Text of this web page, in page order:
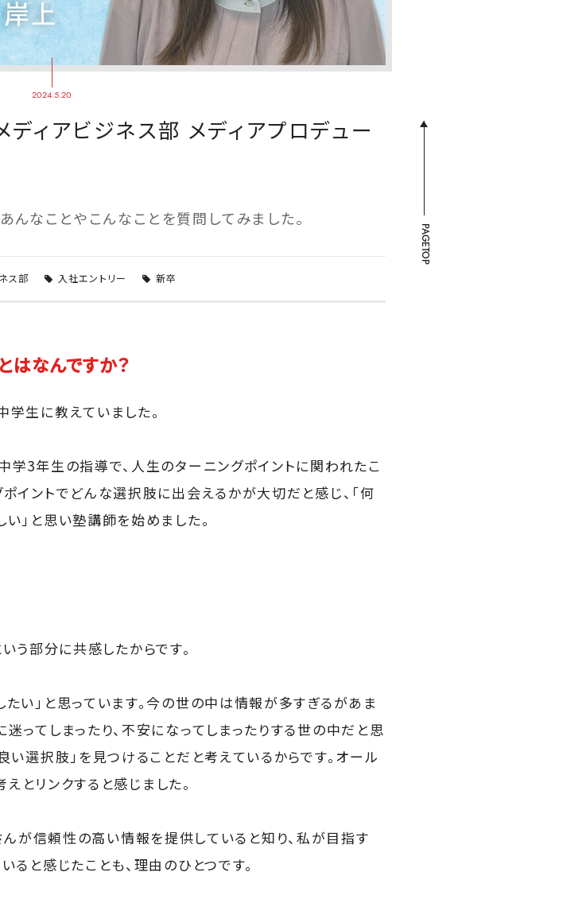
2024.5.20
ィアビジネス部 メディアプロデュー
んなことやこんなことを質問してみました。
ス部 入社エントリー 新卒
なんですか？
生に教えていました。
3年生の指導で、人生のターニングポイントに関われたこ
イントでどんな選択肢に出会えるかが大切だと感じ、「何
」と思い塾講師を始めました。
う部分に共感したからです。
い」と思っています。今の世の中は情報が多すぎるがあま
ってしまったり、不安になってしまったりする世の中だと思
い選択肢」を見つけることだと考えているからです。オール
とリンクすると感じました。
が信頼性の高い情報を提供していると知り、私が目指す
ると感じたことも、理由のひとつです。
PAGETOP